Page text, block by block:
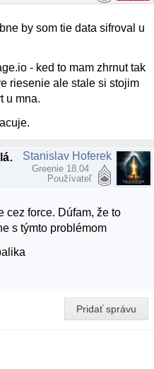
by som tie data sifroval u
- ked to mam zhrnut tak
riesenie ale stale si stojim
u mna.
RE: debian - problém s inštaláciou softvéru (nepomôže --configure -a) Stanislav Hoferek
Greenie 18.04
Používateľ
cez force. Dúfam, že to
s týmto problémom
Pridať správu